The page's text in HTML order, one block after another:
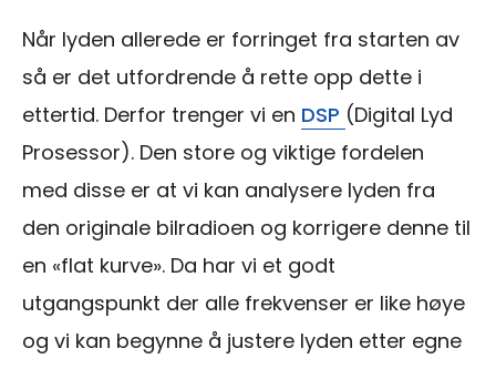
Når lyden allerede er forringet fra starten av
så er det utfordrende å rette opp dette i
ettertid. Derfor trenger vi en DSP (Digital Lyd
Prosessor). Den store og viktige fordelen
med disse er at vi kan analysere lyden fra
den originale bilradioen og korrigere denne til
en «flat kurve». Da har vi et godt
utgangspunkt der alle frekvenser er like høye
og vi kan begynne å justere lyden etter egne